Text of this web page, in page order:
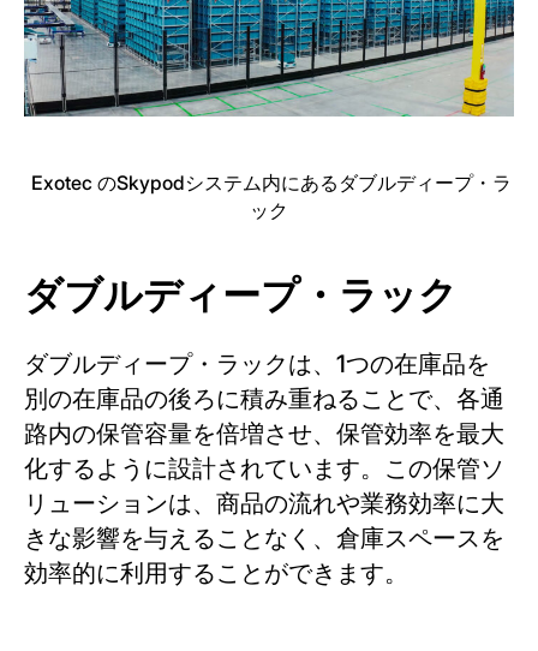
Exotec のSkypodシステム内にあるダブルディープ・ラ
ック
ダブルディープ・ラック
ダブルディープ・ラックは、1つの在庫品を
別の在庫品の後ろに積み重ねることで、各通
路内の保管容量を倍増させ、保管効率を最大
化するように設計されています。この保管ソ
リューションは、商品の流れや業務効率に大
きな影響を与えることなく、倉庫スペースを
効率的に利用することができます。